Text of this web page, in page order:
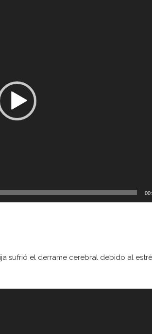
sufrió el derrame cerebral debido al